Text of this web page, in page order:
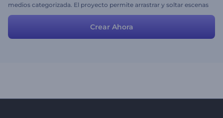
medios categorizada. El proyecto permite arrastrar y soltar escenas
de hasta 30 minutos de duración.
Crear Ahora